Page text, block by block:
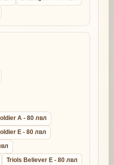
A - 80 лвл
E - 80 лвл
Triols Believer E - 80 лвл